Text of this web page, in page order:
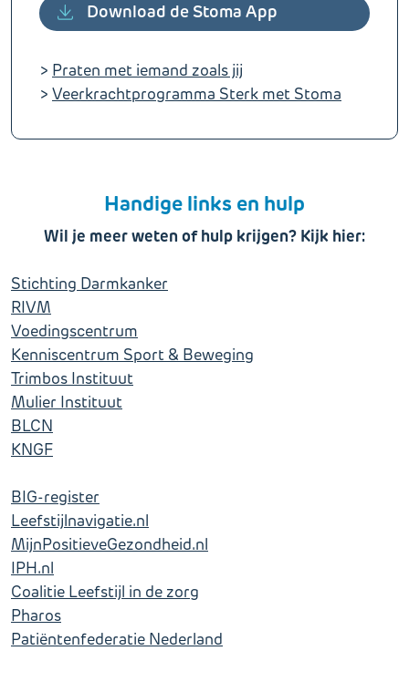
Download de Stoma App
> Praten met iemand zoals jij
> Veerkrachtprogramma Sterk met Stoma
Handige links en hulp
Wil je meer weten of hulp krijgen? Kijk hier:
Stichting Darmkanker
RIVM
Voedingscentrum
Kenniscentrum Sport & Beweging
Trimbos Instituut
Mulier Instituut
BLCN
KNGF
BIG-register
Leefstijlnavigatie.nl
MijnPositieveGezondheid.nl
IPH.nl
Coalitie Leefstijl in de zorg
Pharos
Patiëntenfederatie Nederland